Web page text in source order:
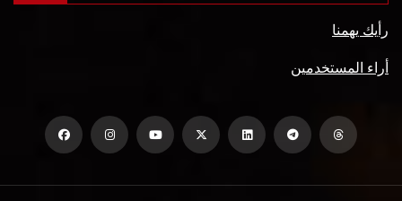
رأيك يهمنا
أراء المستخدمين